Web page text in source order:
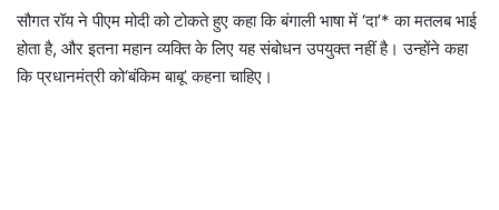
सौगत रॉय ने पीएम मोदी को टोकते हुए कहा कि बंगाली भाषा में ‘दा’* का मतलब भाई
होता है, और इतना महान व्यक्ति के लिए यह संबोधन उपयुक्त नहीं है। उन्होंने कहा
कि प्रधानमंत्री को‘बंकिम बाबू’ कहना चाहिए।